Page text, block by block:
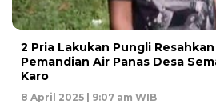
2 Pria Lakukan Pungli
Pemandian Air Panas Desa
Karo
8 April 2025 | 9:07 am WIB